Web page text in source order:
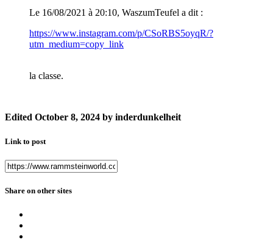
Le 16/08/2021 à 20:10, WaszumTeufel a dit :
https://www.instagram.com/p/CSoRBS5oyqR/?
utm_medium=copy_link
la classe.
Edited October 8, 2024 by inderdunkelheit
Link to post
Share on other sites